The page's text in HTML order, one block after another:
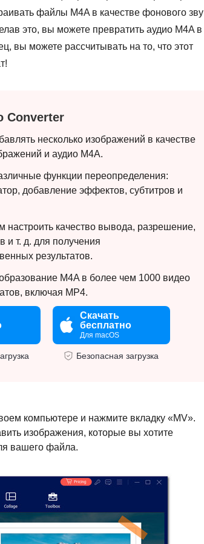
файлы M4A в качестве фонового
это, вы можете превратить аудио M4A в
вы можете рассчитывать на то, что этот
Converter
несколько изображений в качестве
и аудио M4A.
функции переопределения:
добавление эффектов, субтитров и
настроить качество вывода, разрешение,
и т. д. для получения
результатов.
M4A в более чем 1000 видео
включая MP4.
Скачать
бесплатно
Для macOS
Безопасная загрузка
компьютере и нажмите вкладку «MV».
изображения, которые вы хотите
вашего файла.